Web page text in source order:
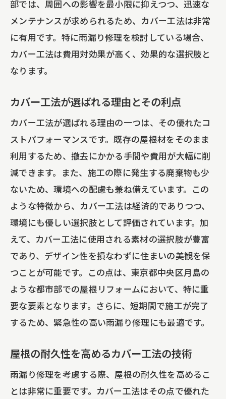
部では、周囲への影響を最小限に抑えつつ、迅速な
メンテナンスが求められるため、カバー工法は非常
に有用です。特に雨漏り修理を検討している場合、
カバー工法は費用対効果が高く、効果的な選択肢と
なります。
カバー工法が選ばれる理由とその利点
カバー工法が選ばれる理由の一つは、その優れたコ
ストパフォーマンスです。既存の屋根材をそのまま
利用するため、撤去にかかる手間や費用が大幅に削
減できます。また、施工の際に発生する廃棄物も少
ないため、環境への配慮も兼ね備えています。この
ような特徴から、カバー工法は経済的でありつつ、
環境にも優しい選択肢として評価されています。加
えて、カバー工法に使用される素材の選択肢が豊富
であり、デザイン性を損なわずに住まいの美観を保
つことが可能です。この点は、東京都中央区月島の
ような都市部での屋根リフォームにおいて、特に重
要な要素となります。さらに、短期間で施工が完了
するため、緊急性の高い雨漏り修理にも最適です。
屋根の耐久性を高めるカバー工法の技術
雨漏り修理を考慮する際、屋根の耐久性を高めるこ
とは非常に重要です。カバー工法はその点で優れた